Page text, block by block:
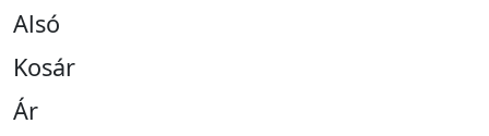
Alsó
Kosár
Ár